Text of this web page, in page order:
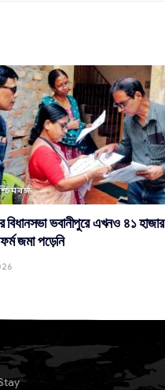
বিধানসভা ভবানীপুরে এখনও ৪১ হাজার
জমা পড়েনি